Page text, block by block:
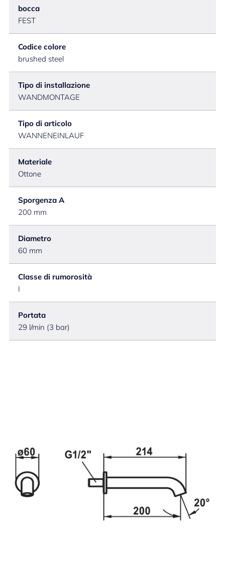
bocca
FEST
Codice colore
brushed steel
Tipo di installazione
WANDMONTAGE
Tipo di articolo
WANNENEINLAUF
Materiale
Ottone
Sporgenza A
200 mm
Diametro
60 mm
Classe di rumorosità
I
Portata
29 l/min (3 bar)